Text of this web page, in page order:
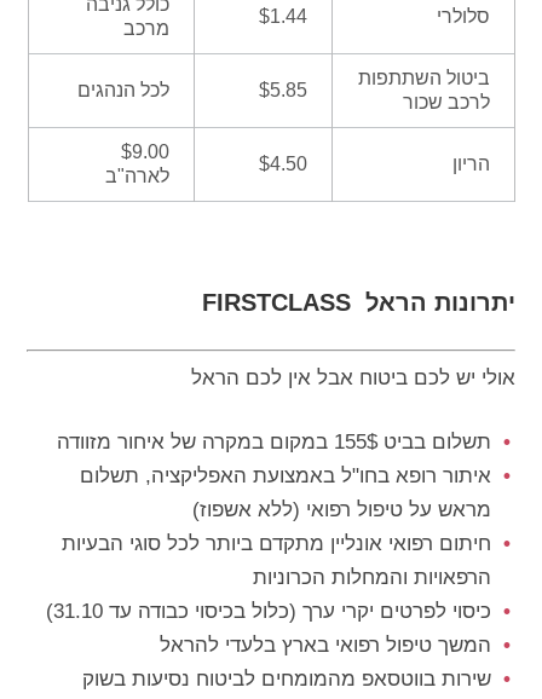
סלולרי $1.44
מרכב
ביטול השתתפות
לרכב שכור
$5.85 לכל הנהגים
הריון $4.50
$9.00
לארה"ב
יתרונות הראל FIRSTCLASS
אולי יש לכם ביטוח אבל אין לכם הראל
תשלום בביט 155$ במקום במקרה של איחור מזוודה
איתור רופא בחו"ל באמצועת האפליקציה, תשלום
מראש על טיפול רפואי (ללא אשפוז)
חיתום רפואי אונליין מתקדם ביותר לכל סוגי הבעיות
הרפאויות והמחלות הכרוניות
כיסוי לפרטים יקרי ערך (כלול בכיסוי כבודה עד 31.10)
המשך טיפול רפואי בארץ בלעדי להראל
שירות בווטסאפ מהמומחים לביטוח נסיעות בשוק